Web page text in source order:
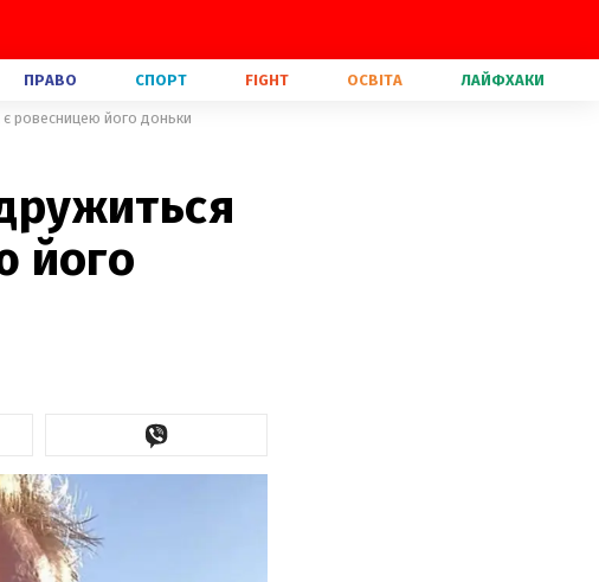
ПРАВО СПОРТ FIGHT ОСВІТА ЛАЙФХАКИ
ровесницею його доньки
його